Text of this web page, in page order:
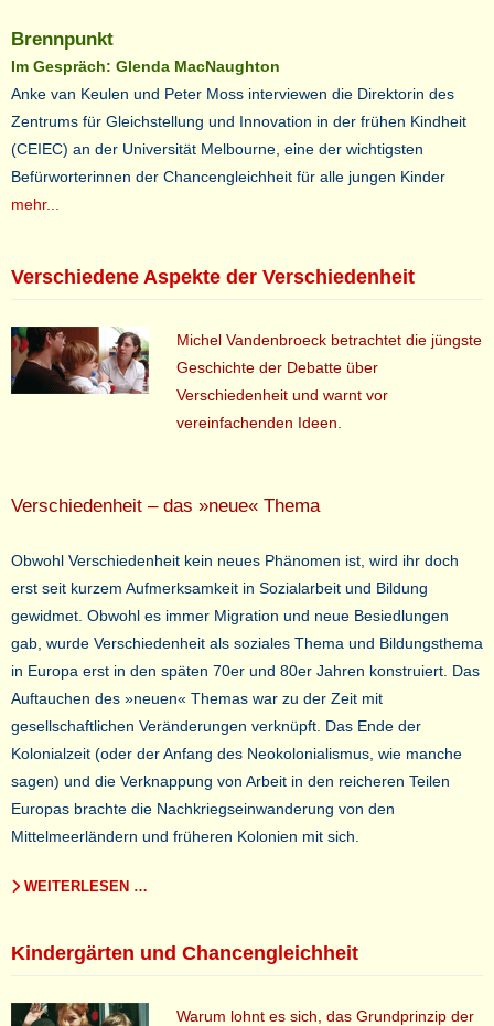
Brennpunkt
Im Gespräch: Glenda MacNaughton
Anke van Keulen und Peter Moss interviewen die Direktorin des
Zentrums für Gleichstellung und Innovation in der frühen Kindheit
(CEIEC) an der Universität Melbourne, eine der wichtigsten
Befürworterinnen der Chancengleichheit für alle jungen Kinder
mehr...
Verschiedene Aspekte der Verschiedenheit
Michel Vandenbroeck betrachtet die jüngste
Geschichte der Debatte über
Verschiedenheit und warnt vor
vereinfachenden Ideen.
Verschiedenheit – das »neue« Thema
Obwohl Verschiedenheit kein neues Phänomen ist, wird ihr doch
erst seit kurzem Aufmerksamkeit in Sozialarbeit und Bildung
gewidmet. Obwohl es immer Migration und neue Besiedlungen
gab, wurde Verschiedenheit als soziales Thema und Bildungsthema
in Europa erst in den späten 70er und 80er Jahren konstruiert. Das
Auftauchen des »neuen« Themas war zu der Zeit mit
gesellschaftlichen Veränderungen verknüpft. Das Ende der
Kolonialzeit (oder der Anfang des Neokolonialismus, wie manche
sagen) und die Verknappung von Arbeit in den reicheren Teilen
Europas brachte die Nachkriegseinwanderung von den
Mittelmeerländern und früheren Kolonien mit sich.
WEITERLESEN …
Kindergärten und Chancengleichheit
Warum lohnt es sich, das Grundprinzip der